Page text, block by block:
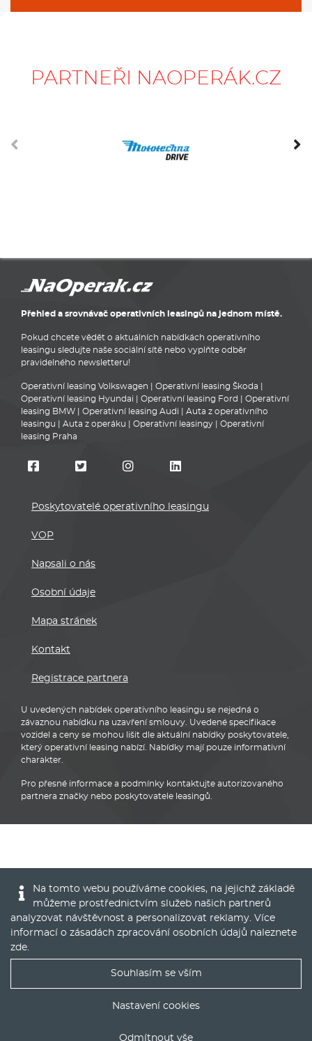
PARTNEŘI NAOPERÁK.CZ
Přehled a srovnávač operativních leasingů na jednom místě.
Pokud chcete vědět o aktuálních nabídkách operativního
leasingu sledujte naše sociální sítě nebo vyplňte odběr
pravidelného newsletteru!
Operativní leasing Volkswagen Operativní leasing Škoda
Operativní leasing Hyundai
Operativní leasing Ford
Operativní
leasing BMW
Operativní leasing Audi
Auta z operativního
leasingu
Auta z operáku Operativní leasingy
Operativní
leasing Praha
Poskytovatelé operativního leasingu
VOP
Napsali o nás
Osobní údaje
Mapa stránek
Kontakt
Registrace partnera
U uvedených nabídek operativního leasingu se nejedná o
závaznou nabídku na uzavření smlouvy. Uvedené specifikace
vozidel a ceny se mohou lišit dle aktuální nabídky poskytovatele,
který operativní leasing nabízí. Nabídky mají pouze informativní
charakter.
Pro přesné informace a podmínky kontaktujte autorizovaného
partnera značky nebo poskytovatele leasingů.
Citroën
Na tomto webu používáme cookies, na jejichž základě
můžeme prostřednictvím služeb našich partnerů
analyzovat návštěvnost a personalizovat reklamy. Více
informací o zásadách zpracování osobních údajů naleznete
zde.
Souhlasím se vším
Nastavení cookies
Odmítnout vše
Nejlepší nabídky operáku do Vašeho emailu